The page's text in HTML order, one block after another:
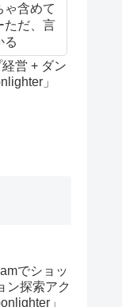
ゃ含めて
ただ、言
る
営 + ダン
」
でショッ
ン探索アク
」